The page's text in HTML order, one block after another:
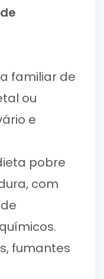
familiar de
ou
e
pobre
com
fumantes